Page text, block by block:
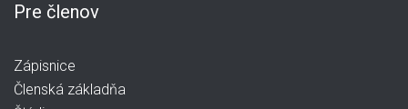
Pre členov
Zápisnice
Členská základňa